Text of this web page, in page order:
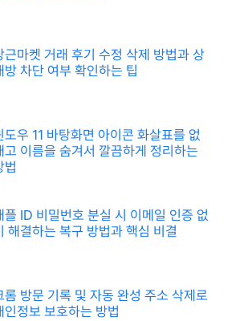
근마켓 거래 후기 수정 삭제 방법과 상
방 차단 여부 확인하는 팁
도우 11 바탕화면 아이콘 화살표를 없
고 이름을 숨겨서 깔끔하게 정리하는
법
플 ID 비밀번호 분실 시 이메일 인증 없
해결하는 복구 방법과 핵심 비결
롬 방문 기록 및 자동 완성 주소 삭제로
인정보 보호하는 방법